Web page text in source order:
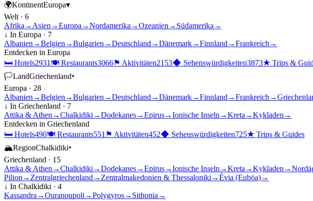
🌍KontinentEuropa▾
Welt · 6
Afrika → Asien →Europa →Nordamerika →Ozeanien → Südamerika →
↓ In Europa · 7
Albanien →Belgien →Bulgarien →Deutschland →Dänemark→Finnland →Frankreich →
Entdecken in Europa
🛏 Hotels2931 🍽 Restaurants3066⚑ Aktivitäten2153◆ Sehenswürdigkeiten3873★ Trips &
🏳LandGriechenland▾
Europa · 28
Albanien →Belgien →Bulgarien →Deutschland →Dänemark→Finnland →Frankreich →
↓ In Griechenland · 7
Attika & Athen →Chalkidiki →Dodekanes→Epirus→Ionische Inseln →Kreta →Kykladen →
Entdecken in Griechenland
🛏 Hotels490🍽 Restaurants551 ⚑ Aktivitäten452◆ Sehenswürdigkeiten725★ Trips & Guides
🏔RegionChalkidiki▾
Griechenland · 15
Attika & Athen →Chalkidiki →Dodekanes→Epirus→Ionische Inseln →Kreta →Kykladen →
Pilion → Zentralgriechenland → Zentralmakedonien & Thessaloniki →Évia (Euböa)→
↓ In Chalkidiki · 4
Kassandra →Ouranoupoli →Polygyros→ Sithonia →